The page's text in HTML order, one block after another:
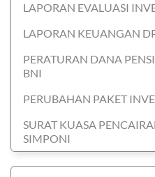
LAPORAN EVALUASI
LAPORAN KEUANGAN
PERATURAN DANA
BNI
PERUBAHAN PAKET
SURAT KUASA
SIMPONI